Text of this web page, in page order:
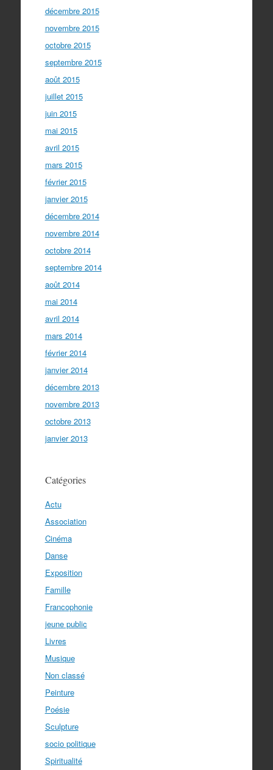
décembre 2015
novembre 2015
octobre 2015
septembre 2015
août 2015
juillet 2015
juin 2015
mai 2015
avril 2015
mars 2015
février 2015
janvier 2015
décembre 2014
novembre 2014
octobre 2014
septembre 2014
août 2014
mai 2014
avril 2014
mars 2014
février 2014
janvier 2014
décembre 2013
novembre 2013
octobre 2013
janvier 2013
Catégories
Actu
Association
Cinéma
Danse
Exposition
Famille
Francophonie
jeune public
Livres
Musique
Non classé
Peinture
Poésie
Sculpture
socio politique
Spiritualité